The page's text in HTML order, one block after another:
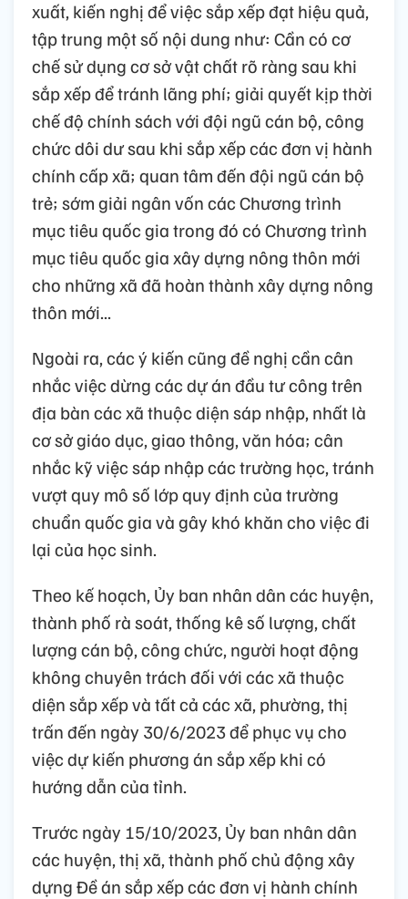
xuất, kiến nghị để việc sắp xếp đạt hiệu quả,
tập trung một số nội dung như: Cần có cơ
chế sử dụng cơ sở vật chất rõ ràng sau khi
sắp xếp để tránh lãng phí; giải quyết kịp thời
chế độ chính sách với đội ngũ cán bộ, công
chức dôi dư sau khi sắp xếp các đơn vị hành
chính cấp xã; quan tâm đến đội ngũ cán bộ
trẻ; sớm giải ngân vốn các Chương trình
mục tiêu quốc gia trong đó có Chương trình
mục tiêu quốc gia xây dựng nông thôn mới
cho những xã đã hoàn thành xây dựng nông
thôn mới...
Ngoài ra, các ý kiến cũng đề nghị cần cân
nhắc việc dừng các dự án đầu tư công trên
địa bàn các xã thuộc diện sáp nhập, nhất là
cơ sở giáo dục, giao thông, văn hóa; cân
nhắc kỹ việc sáp nhập các trường học, tránh
vượt quy mô số lớp quy định của trường
chuẩn quốc gia và gây khó khăn cho việc đi
lại của học sinh.
Theo kế hoạch, Ủy ban nhân dân các huyện,
thành phố rà soát, thống kê số lượng, chất
lượng cán bộ, công chức, người hoạt động
không chuyên trách đối với các xã thuộc
diện sắp xếp và tất cả các xã, phường, thị
trấn đến ngày 30/6/2023 để phục vụ cho
việc dự kiến phương án sắp xếp khi có
hướng dẫn của tỉnh.
Trước ngày 15/10/2023, Ủy ban nhân dân
các huyện, thị xã, thành phố chủ động xây
dựng Đề án sắp xếp các đơn vị hành chính